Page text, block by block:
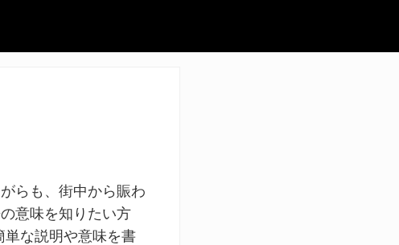
らも、街中から賑わ
意味を知りたい方
単な説明や意味を書